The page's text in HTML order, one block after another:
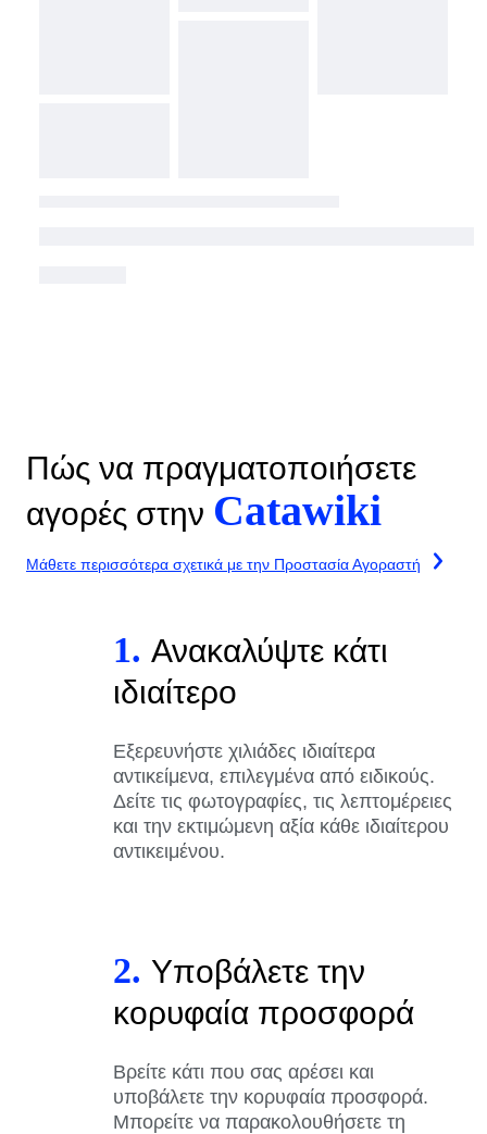
Πώς να πραγματοποιήσετε
αγορές στην Catawiki
Μάθετε περισσότερα σχετικά με την Προστασία Αγοραστή
1. Ανακαλύψτε κάτι
ιδιαίτερο
Εξερευνήστε χιλιάδες ιδιαίτερα
αντικείμενα, επιλεγμένα από ειδικούς.
Δείτε τις φωτογραφίες, τις λεπτομέρειες
και την εκτιμώμενη αξία κάθε ιδιαίτερου
αντικειμένου.
2. Υποβάλετε την
κορυφαία προσφορά
Βρείτε κάτι που σας αρέσει και
υποβάλετε την κορυφαία προσφορά.
Μπορείτε να παρακολουθήσετε τη